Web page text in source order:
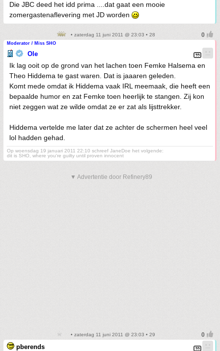
Die JBC deed het idd prima ....dat gaat een mooie
zomergastenaflevering met JD worden
• zaterdag 11 juni 2011 @ 23:03 • 28
Moderator / Miss SHO
Ole
Ik lag ooit op de grond van het lachen toen Femke Halsema en
Theo Hiddema te gast waren. Dat is jaaaren geleden.
Komt mede omdat ik Hiddema vaak IRL meemaak, die heeft een
bepaalde humor en zat Femke toen heerlijk te stangen. Zij kon
niet zeggen wat ze wilde omdat ze er zat als lijsttrekker.
Hiddema vertelde me later dat ze achter de schermen heel veel
lol hadden gehad.
Op woensdag 19 januari 2011 22:10 schreef JaneDoe het volgende:
dit is SHO, where you're guilty until proven innocent
▼ Advertentie door Refinery89
• zaterdag 11 juni 2011 @ 23:03 • 29
pberends